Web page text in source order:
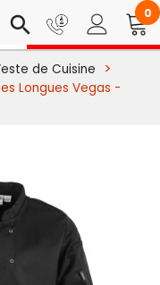
search 0
de Cuisine
Longues Vegas -